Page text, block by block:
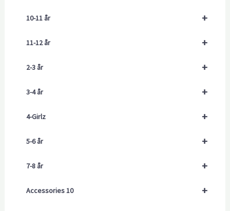
+
10-11 år
+
11-12 år
+
2-3 år
+
3-4 år
+
4-Girlz
+
5-6 år
+
7-8 år
+
Accessories 10